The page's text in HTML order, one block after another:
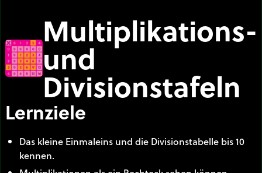
Multiplikations-
und
Divisionstafeln
Lernziele
Das kleine Einmaleins und die Divisionstabelle bis 10
kennen.